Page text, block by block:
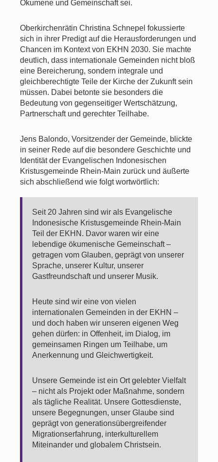
Ökumene und Gemeinschaft sei.
Oberkirchenrätin Christina Schnepel fokussierte
sich in ihrer Predigt auf die Herausforderungen und
Chancen im Kontext von EKHN 2030. Sie machte
deutlich, dass internationale Gemeinden nicht bloß
eine Bereicherung, sondern integrale und
gleichberechtigte Teile der Kirche der Zukunft sein
müssen. Dabei betonte sie besonders die
Bedeutung von gegenseitiger Wertschätzung,
Partnerschaft und gerechter Teilhabe.
Jens Balondo, Vorsitzender der Gemeinde, blickte
in seiner Rede auf die besondere Geschichte und
Identität der Evangelischen Indonesischen
Kristusgemeinde Rhein-Main zurück und äußerte
sich abschließend wie folgt wortwörtlich:
Seit 20 Jahren sind wir als Evangelische
Indonesische Kristusgemeinde Rhein-Main
Teil der EKHN. Davor waren wir eine
lebendige ökumenische Gemeinschaft –
getragen vom Glauben, geprägt von unserer
Sprache, unserer Kultur, unserer
Gastfreundschaft und unserer Musik.
Heute sind wir eine von vielen
internationalen Gemeinden in der EKHN –
und doch haben wir unseren eigenen Weg
gehen dürfen: in Offenheit, im Dialog, im
gemeinsamen Ringen um Teilhabe, um
Anerkennung und Gleichwertigkeit.
Unsere Gemeinde ist ein Ort gelebter Vielfalt
– nicht als Projekt oder Maßnahme, sondern
als tägliche Realität. Unsere Gottesdienste,
unsere Begegnungen, unser Glaube sind
geprägt von generationsübergreifender
Migrationserfahrung, interkulturellem
Miteinander und globalem Christsein.